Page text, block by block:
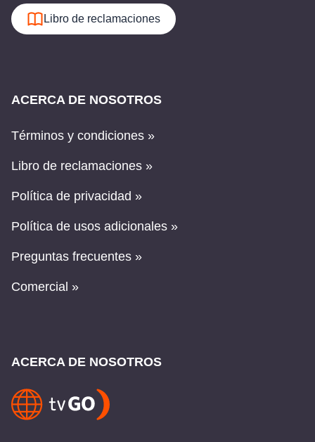
Libro de reclamaciones
ACERCA DE NOSOTROS
Términos y condiciones »
Libro de reclamaciones »
Política de privacidad »
Política de usos adicionales »
Preguntas frecuentes »
Comercial »
ACERCA DE NOSOTROS